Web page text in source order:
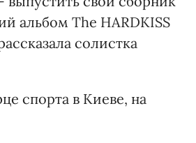
альбом The HARDKISS
солистка
спорта в Киеве, на